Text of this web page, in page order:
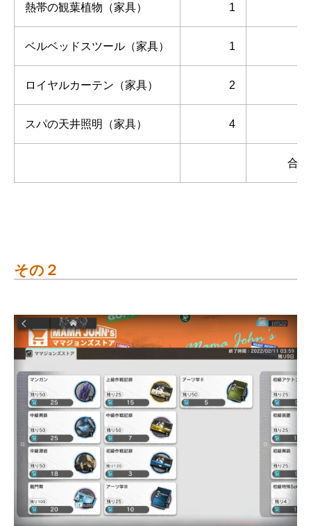
熱帯の観葉植物（家具） 1
ベルベッドスツール（家具） 1
ロイヤルカーテン（家具） 2
スパの天井照明（家具） 4
合
その２